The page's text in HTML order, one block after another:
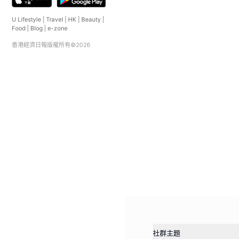
U Lifestyle Travel HK Beauty
Food
Blog e-zone
香港經濟日報版權所有©2026
社群主題